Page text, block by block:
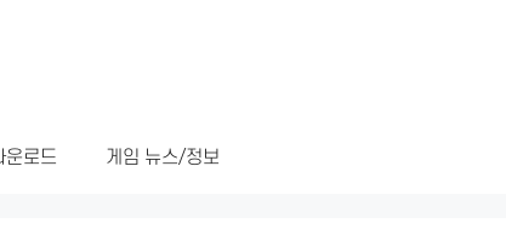
운로드 게임 뉴스/정보